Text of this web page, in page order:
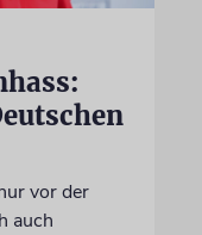
vor der
auch